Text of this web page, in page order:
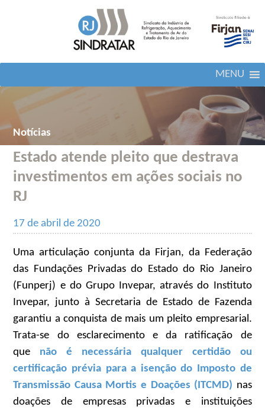
MENU
Notícias
Estado atende pleito que destrava
investimentos em ações sociais no
RJ
17 de abril de 2020
Uma articulação conjunta da Firjan, da Federação
das Fundações Privadas do Estado do Rio Janeiro
(Funperj) e do Grupo Invepar, através do Instituto
Invepar, junto à Secretaria de Estado de Fazenda
garantiu a conquista de mais um pleito empresarial.
Trata-se do esclarecimento e da ratificação de
que não é necessária qualquer certidão ou
certificação prévia para a isenção do Imposto de
Transmissão Causa Mortis e Doações (ITCMD) nas
doações de empresas privadas e instituições